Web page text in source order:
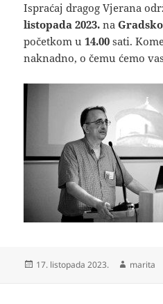
Ispraćaj dragog Vjerana
listopada 2023.na
početkom u 14.00sati.
naknadno, o čemu ćemo
Objavljeno
17. listopada 2023. Autor
marita